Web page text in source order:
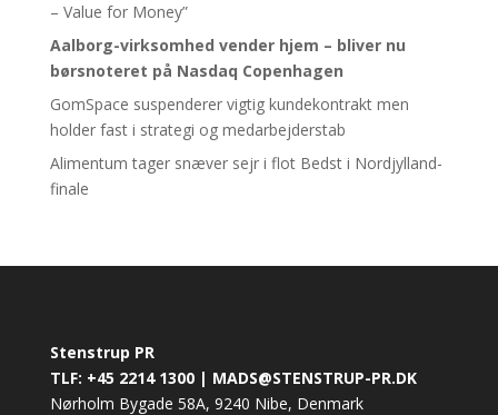
– Value for Money”
Aalborg-virksomhed vender hjem – bliver nu
børsnoteret på Nasdaq Copenhagen
GomSpace suspenderer vigtig kundekontrakt men
holder fast i strategi og medarbejderstab
Alimentum tager snæver sejr i flot Bedst i Nordjylland-
finale
Stenstrup PR
TLF: +45 2214 1300 | MADS@STENSTRUP-PR.DK
Nørholm Bygade 58A, 9240 Nibe, Denmark